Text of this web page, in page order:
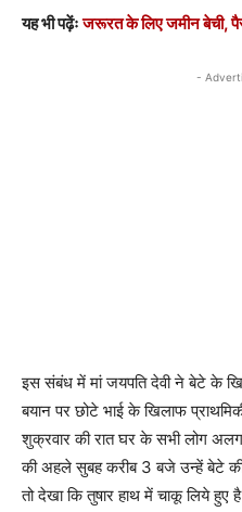
यह भी पढ़ेंःजरूरत के लिए जमीन बेची,
-
इस संबंध में मां जयपति देवी ने बेटे के
बयान पर छोटे भाई के खिलाफ
शुक्रवार की रात घर के सभी लोग
की अहले सुबह करीब 3 बजे उन्हें बेटे
तो देखा कि तुषार हाथ में चाकू लिये